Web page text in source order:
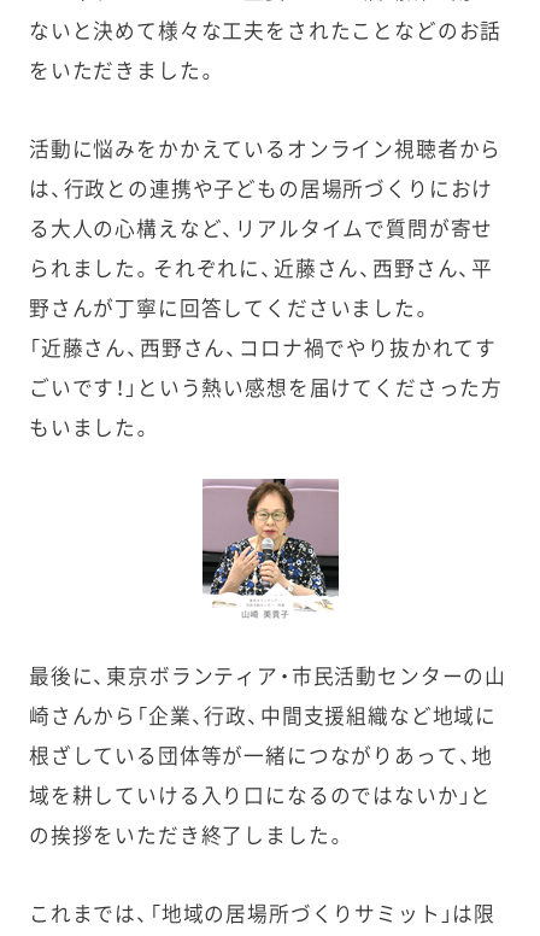
ないと決めて様々な工夫をされたことなどのお話
をいただきました。
活動に悩みをかかえているオンライン視聴者から
は、行政との連携や子どもの居場所づくりにおけ
る大人の心構えなど、リアルタイムで質問が寄せ
られました。それぞれに、近藤さん、西野さん、平
野さんが丁寧に回答してくださいました。
「近藤さん、西野さん、コロナ禍でやり抜かれてす
ごいです！」という熱い感想を届けてくださった方
もいました。
最後に、東京ボランティア・市民活動センターの山
崎さんから「企業、行政、中間支援組織など地域に
根ざしている団体等が一緒につながりあって、地
域を耕していける入り口になるのではないか」と
の挨拶をいただき終了しました。
これまでは、「地域の居場所づくりサミット」は限